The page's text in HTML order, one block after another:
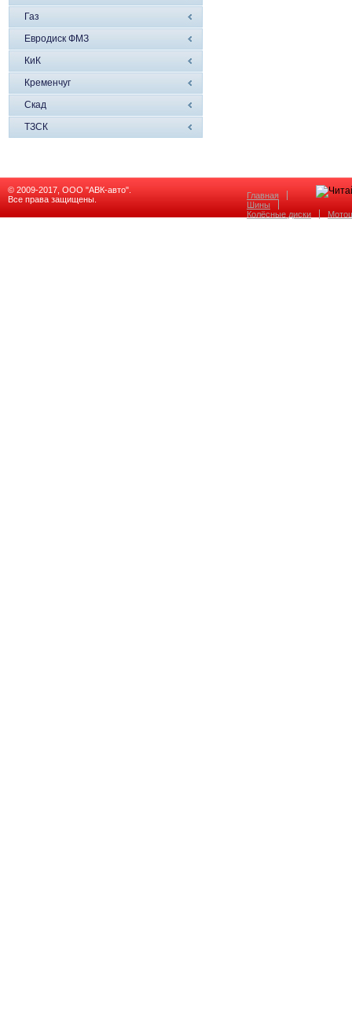
Газ
Евродиск ФМЗ
КиК
Кременчуг
Скад
ТЗСК
© 2009-2017, ООО "АВК-авто".
Все права защищены.
Главная
Шины
Колёсные диски